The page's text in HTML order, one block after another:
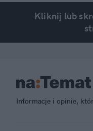
Kliknij lub
Informacje i opinie,